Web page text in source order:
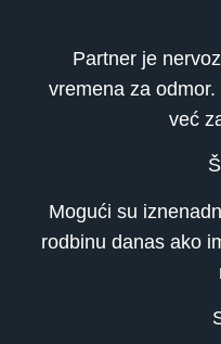
Partner je
vremena za
već
Mogući su
rodbinu danas ako